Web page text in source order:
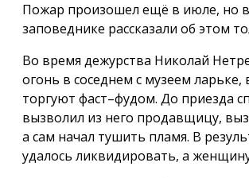
Пожар произошел ещё в июле, но
заповеднике рассказали об этом
Во время дежурства Николай
огонь в соседнем с музеем ларьке,
торгуют фаст–фудом. До приезда
вызволил из него продавщицу,
а сам начал тушить пламя. В
удалось ликвидировать, а